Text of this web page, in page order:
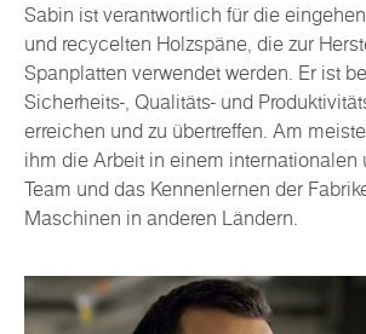
Sabin ist verantwortlich für die
und recycelten Holzspäne, die zur
Spanplatten verwendet werden. Er ist
Sicherheits-, Qualitäts- und
erreichen und zu übertreffen. Am
ihm die Arbeit in einem internationalen
Team und das Kennenlernen der
Maschinen in anderen Ländern.